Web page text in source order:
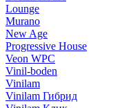
Lounge
Murano
New Age
Progressive House
Veon WPC
Vinil-boden
Vinilam
Vinilam Гибрид